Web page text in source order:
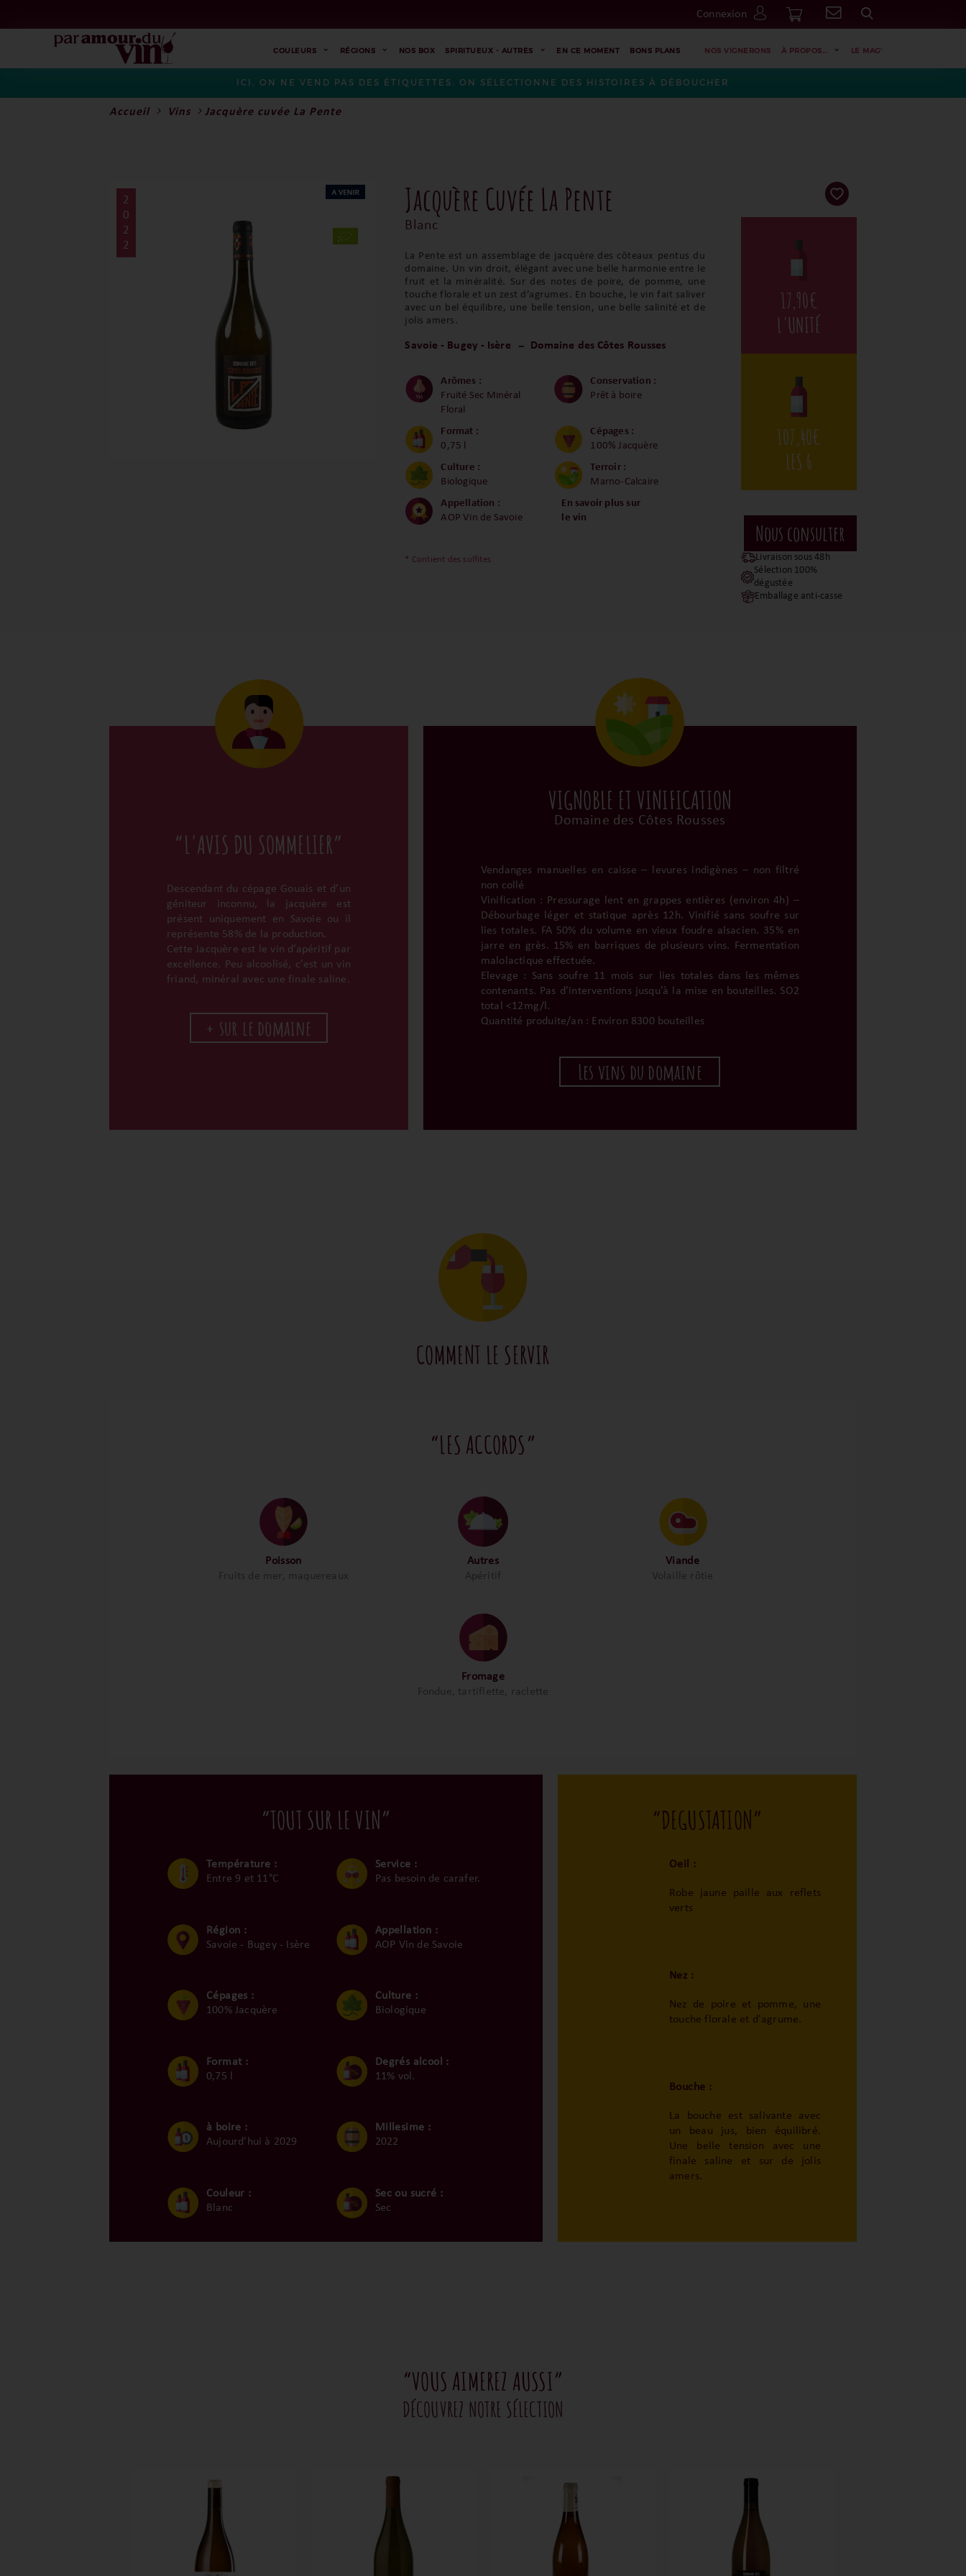
Connexion
Go
COULEURS RÉGIONS NOS BOX SPIRITUEUX - AUTRES EN CE MOMENT BONS PLANS NOS VIGNERONS À PROPOS... LE MAG'
ICI, ON NE VEND PAS DES ÉTIQUETTES. ON SÉLECTIONNE DES HISTOIRES À DÉBOUCHER
Accueil Vins Jacquère cuvée La Pente
2
0
2
2
Jacquère Cuvée La Pente
Blanc
La Pente est un assemblage de jacquère des côteaux pentus du
domaine. Un vin droit, élégant avec une belle harmonie entre le
fruit et la minéralité. Sur des notes de poire, de pomme, une
touche florale et un zest d’agrumes. En bouche, le vin fait saliver
avec un bel équilibre, une belle tension, une belle salinité et de
jolis amers.
Savoie - Bugey - Isère Domaine des Côtes Rousses
Arômes :
Fruité Sec Minéral
Floral
Conservation :
Prêt à boire
Format :
0,75 l
Cépages :
100% Jacquère
Culture :
Biologique
Terroir :
Marno-Calcaire
Appellation :
AOP Vin de Savoie
En savoir plus sur
le vin
* Contient des sulfites
17,90€
L'UNITÉ
107,40€
LES 6
Livraison sous 48h
Sélection 100%
dégustée
Emballage anti-casse
“L'AVIS DU SOMMELIER”
Descendant du cépage Gouais et d’un
géniteur inconnu, la jacquère est
présent uniquement en Savoie ou il
représente 58% de la production.
Cette Jacquère est le vin d’apéritif par
excellence. Peu alcoolisé, c’est un vin
friand, minéral avec une finale saline.
+ sur le domaine
VIGNOBLE ET VINIFICATION
Domaine des Côtes Rousses
Vendanges manuelles en caisse – levures indigènes – non filtré
non collé
Vinification : Pressurage lent en grappes entières (environ 4h) –
Débourbage léger et statique après 12h. Vinifié sans soufre sur
lies totales. FA 50% du volume en vieux foudre alsacien. 35% en
jarre en grès. 15% en barriques de plusieurs vins. Fermentation
malolactique effectuée.
Elevage : Sans soufre 11 mois sur lies totales dans les mêmes
contenants. Pas d’interventions jusqu’à la mise en bouteilles. SO2
total <12mg/l.
Quantité produite/an : Environ 8300 bouteilles
Les vins du domaine
COMMENT LE SERVIR
“LES ACCORDS”
Poisson
Fruits de mer, maquereaux
Autres
Apéritif
Viande
Volaille rôtie
Fromage
Fondue, tartiflette, raclette
“TOUT SUR LE VIN”
Température :
Entre 9 et 11°C
Service :
Pas besoin de carafer.
Région :
Savoie - Bugey - Isère
Appellation :
AOP Vin de Savoie
Cépages :
100% Jacquère
Culture :
Biologique
Format :
0,75 l
Degrés alcool :
11% vol.
à boire :
Aujourd'hui à 2029
Millesime :
2022
Couleur :
Blanc
Sec ou sucré :
Sec
“DEGUSTATION”
Oeil :
Robe jaune paille aux reflets
verts
Nez :
Nez de poire et pomme, une
touche florale et d'agrume.
Bouche :
La bouche est salivante avec
un beau jus, bien équilibré.
Une belle tension avec une
finale saline et sur de jolis
amers.
“VOUS AIMEREZ AUSSI”
DÉCOUVREZ NOTRE SÉLECTION